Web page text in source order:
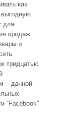
как
выгодную
для
продаж.
и
тридцатью
– данной
“Facebook”